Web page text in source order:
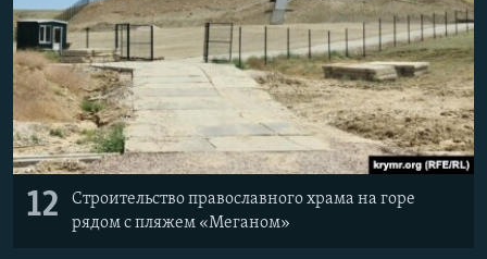
12
Строительство православного храма на горе
рядом с пляжем «Меганом»